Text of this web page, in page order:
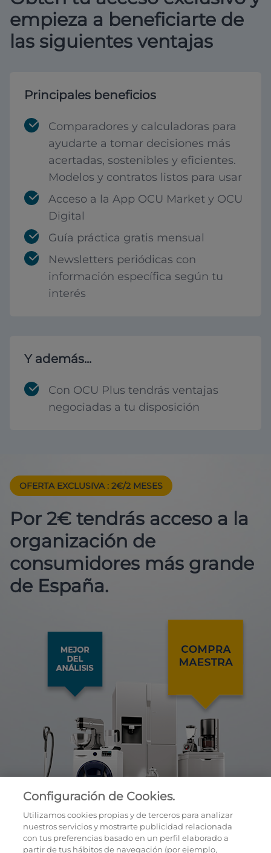
empieza a beneficiarte de
las siguientes ventajas
Principales beneficios
Comparadores y calculadoras para
ayudarte a tomar decisiones más
acertadas, sostenibles y eficientes.
Modelos y contratos listos para usar
Acceso a la App OCU Market y OCU
Digital
Guía práctica gratis mensual
Newsletters periódicas con
información específica según tu
interés
Y además...
Con OCU Plus tendrás ventajas
negociadas a tu disposición
OFERTA EXCLUSIVA : 2€/2 MESES
Por 2€ tendrás acceso a la
organización de
consumidores más grande
de España.
Configuración de Cookies.
Utilizamos cookies propias y de terceros para analizar
nuestros servicios y mostrarte publicidad relacionada
con tus preferencias basado en un perfil elaborado a
partir de tus hábitos de navegación (por ejemplo,